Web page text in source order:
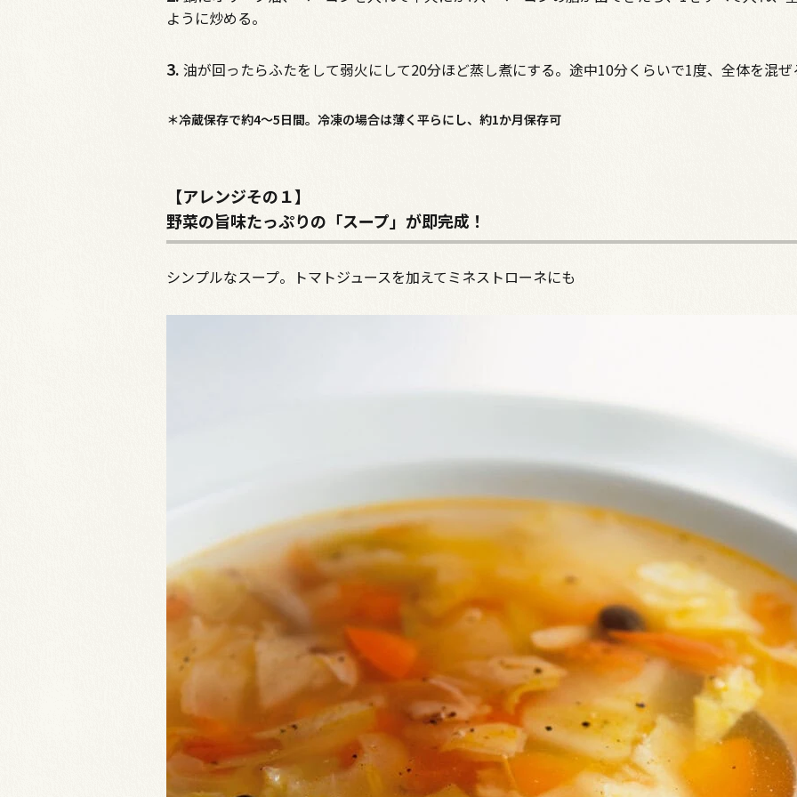
ように炒める。
3. 油が回ったらふたをして弱火にして20分ほど蒸し煮にする。途中10分くらいで1度、全体を混ぜ
＊冷蔵保存で約4～5日間。冷凍の場合は薄く平らにし、約1か月保存可
【アレンジその１】
野菜の旨味たっぷりの「スープ」が即完成！
シンプルなスープ。トマトジュースを加えてミネストローネにも